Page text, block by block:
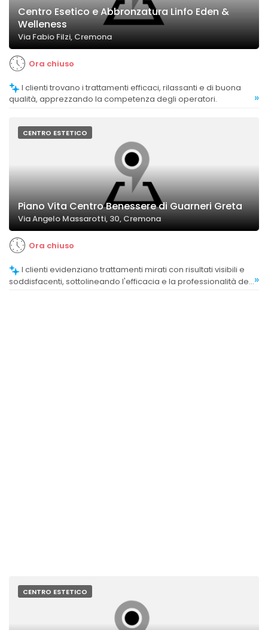
Centro Esetico e Abbronzatura Linfo Eden &
Welleness
Via Fabio Filzi, Cremona
Ora chiuso
qualità, apprezzando la competenza degli operatori.
»
CENTRO ESTETICO
Piano Vita Centro Benessere di Guarneri Greta
Via Angelo Massarotti, 30, Cremona
Ora chiuso
soddisfacenti, sottolineando l'efficacia e la professionalità del »
CENTRO ESTETICO